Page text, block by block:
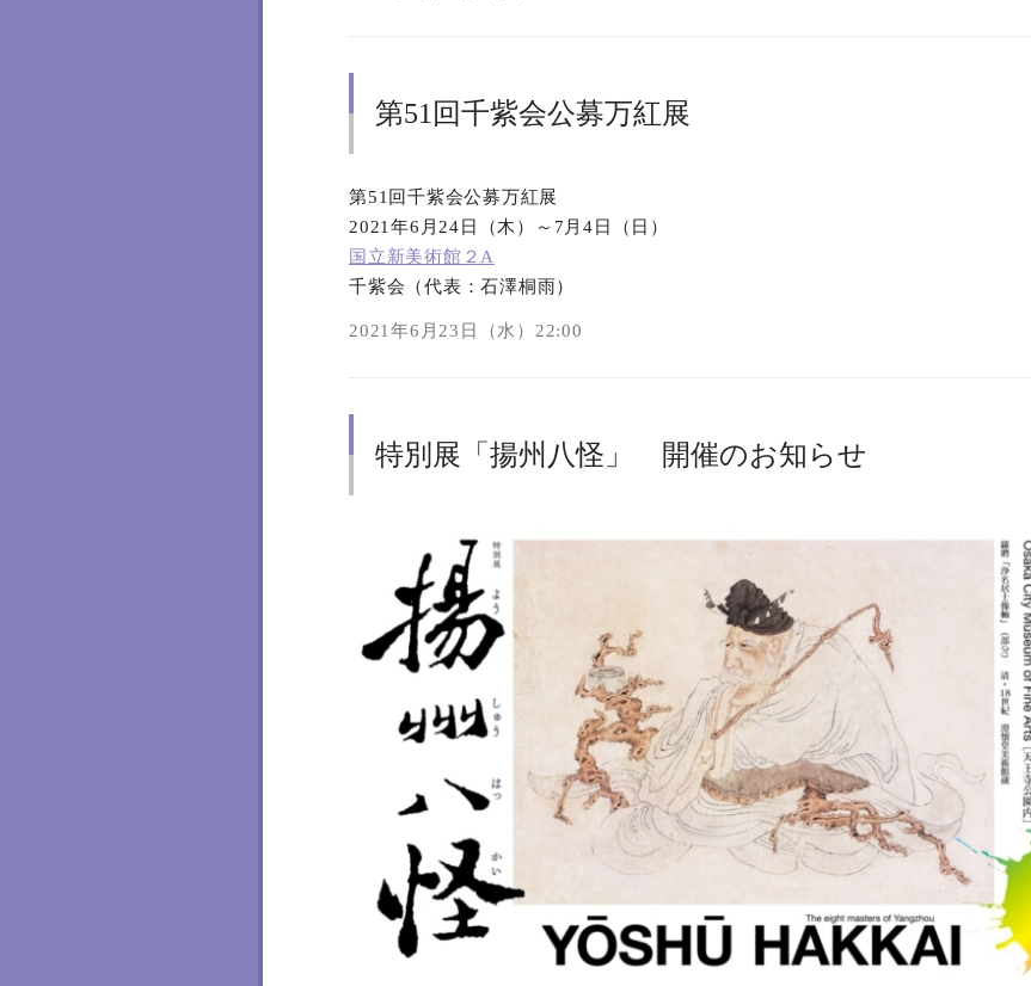
第51回千紫会公募万紅展
第51回千紫会公募万紅展
2021年6月24日（木）～7月4日（日）
国立新美術館２A
千紫会（代表：石澤桐雨）
2021年6月23日（水）22:00
特別展「揚州八怪」 開催のお知らせ